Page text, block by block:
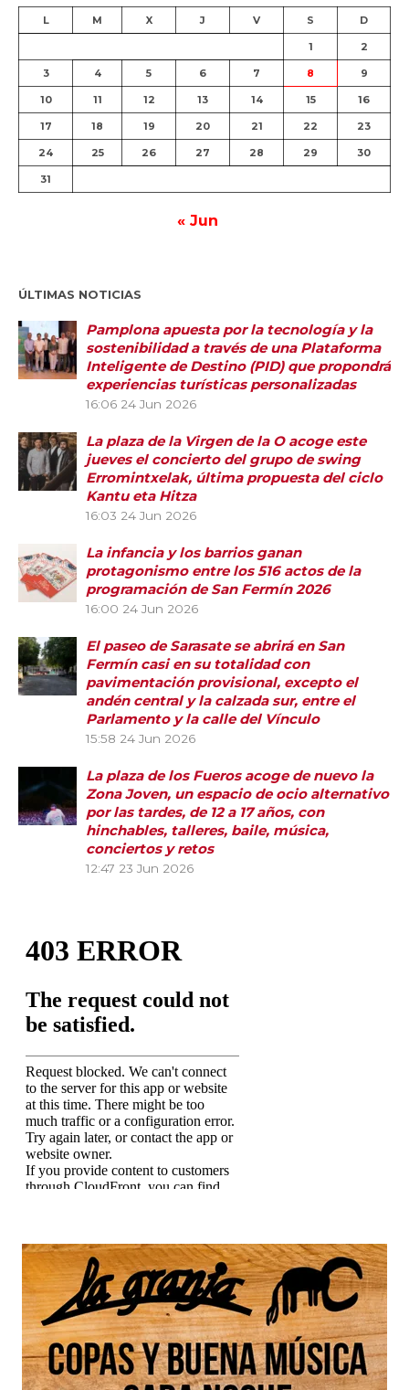
L M X J V S D
1 2
3 4 5 6 7 8 9
10 11 12 13 14 15 16
17 18 19 20 21 22 23
24 25 26 27 28 29 30
31
« Jun
ÚLTIMAS NOTICIAS
Pamplona apuesta por la tecnología y la
sostenibilidad a través de una Plataforma
Inteligente de Destino (PID) que propondrá
experiencias turísticas personalizadas
16:06 24 Jun 2026
La plaza de la Virgen de la O acoge este
jueves el concierto del grupo de swing
Erromintxelak, última propuesta del ciclo
Kantu eta Hitza
16:03 24 Jun 2026
La infancia y los barrios ganan
protagonismo entre los 516 actos de la
programación de San Fermín 2026
16:00 24 Jun 2026
El paseo de Sarasate se abrirá en San
Fermín casi en su totalidad con
pavimentación provisional, excepto el
andén central y la calzada sur, entre el
Parlamento y la calle del Vínculo
15:58 24 Jun 2026
La plaza de los Fueros acoge de nuevo la
Zona Joven, un espacio de ocio alternativo
por las tardes, de 12 a 17 años, con
hinchables, talleres, baile, música,
conciertos y retos
12:47 23 Jun 2026